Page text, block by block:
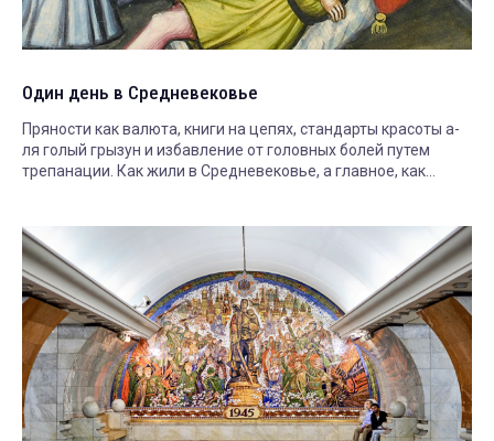
Один день в Средневековье
Пряности как валюта, книги на цепях, стандарты красоты а-
ля голый грызун и избавление от головных болей путем
трепанации. Как жили в Средневековье, а главное, как